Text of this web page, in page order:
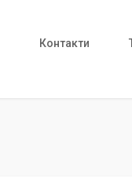
Контакти